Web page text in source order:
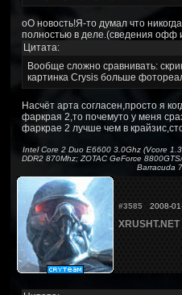
оО новость!Я-то думал что
полностью в деле.(сведения офф
Цитата:
Вообще сложно сравнивать:
картинка Crysis больше
Насчёт арта согласен,просто я
фаркрая 2,то почемуто у меня
фаркрае 2 лучше чем в
Intel Core 2 Duo E6600 3.0Ghz (Vcore
DDR2 870Mhz; ZOTAC GeForce
Barracuda
#3585 2008-
XRUSHT.NET